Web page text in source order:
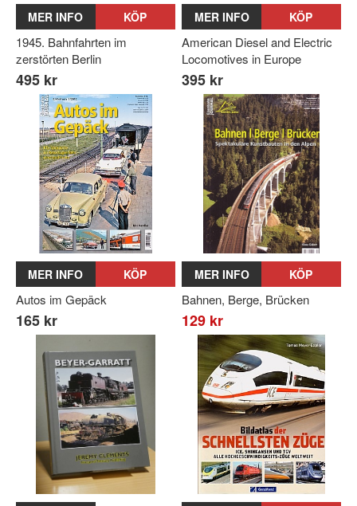
MER INFO KÖP
1945. Bahnfahrten im
zerstörten Berlin
495 kr
MER INFO KÖP
American Diesel and Electric
Locomotives in Europe
395 kr
MER INFO KÖP
Autos im Gepäck
165 kr
MER INFO KÖP
Bahnen, Berge, Brücken
129 kr